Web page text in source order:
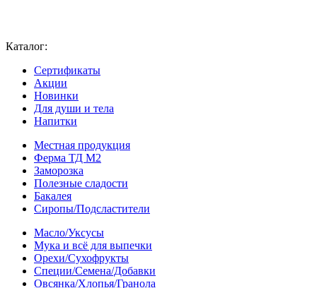
Каталог:
Сертификаты
Акции
Новинки
Для души и тела
Напитки
Местная продукция
Ферма ТД М2
Заморозка
Полезные сладости
Бакалея
Сиропы/Подсластители
Масло/Уксусы
Мука и всё для выпечки
Орехи/Сухофрукты
Специи/Семена/Добавки
Овсянка/Хлопья/Гранола